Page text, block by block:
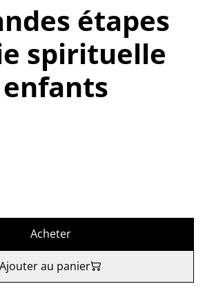
étapes
spirituelle
Acheter
Ajouter au panier